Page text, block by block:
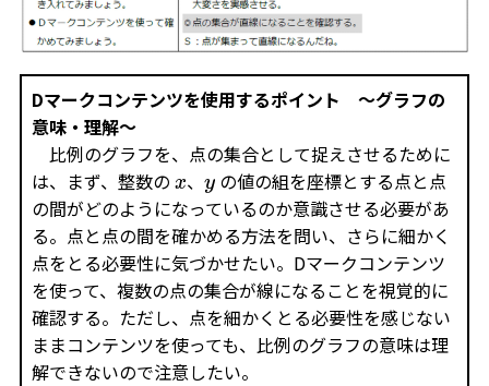
Dマークコンテンツを使用するポイント ～グラフの
意味・理解～
比例のグラフを、点の集合として捉えさせるために
は、まず、整数の x、yの値の組を座標とする点と点
の間がどのようになっているのか意識させる必要があ
る。点と点の間を確かめる方法を問い、さらに細かく
点をとる必要性に気づかせたい。Dマークコンテンツ
を使って、複数の点の集合が線になることを視覚的に
確認する。ただし、点を細かくとる必要性を感じない
ままコンテンツを使っても、比例のグラフの意味は理
解できないので注意したい。